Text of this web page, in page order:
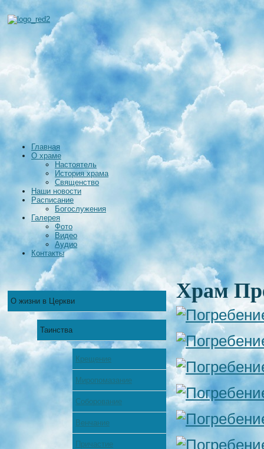
Главная
О храме
Настоятель
История храма
Священство
Наши новости
Расписание
Богослужения
Галерея
Фото
Видео
Аудио
Контакты
О жизни в Церкви
Таинства
Крещение
Миропомазание
Соборование
Венчание
Причастие
Храм